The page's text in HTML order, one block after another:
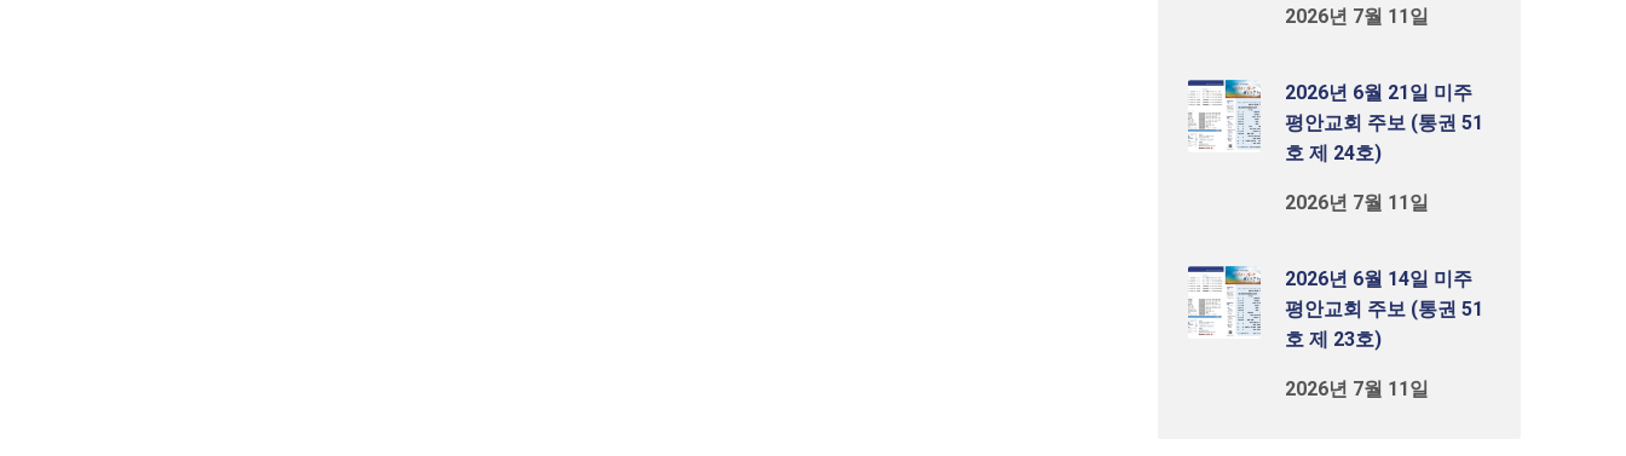
2026년 7월 11일
2026년 6월 21일 미주
평안교회 주보 (통권 51
호 제 24호)
2026년 7월 11일
2026년 6월 14일 미주
평안교회 주보 (통권 51
호 제 23호)
2026년 7월 11일